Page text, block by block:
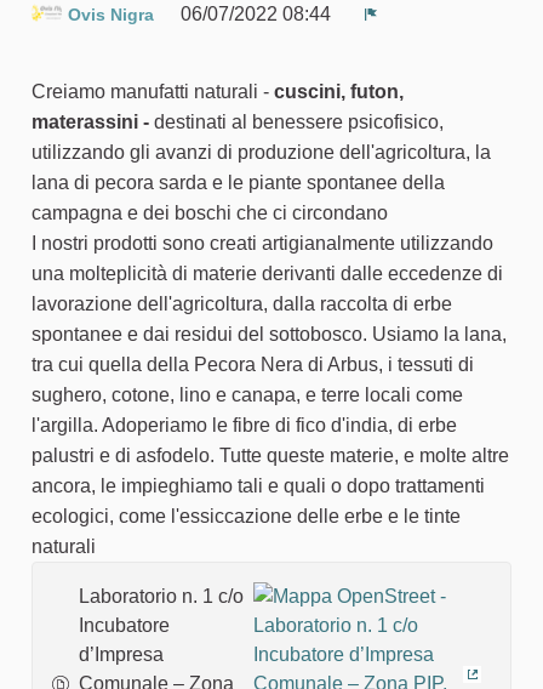
Ovis Nigra
06/07/2022 08:44
Creiamo manufatti naturali - cuscini, futon,
materassini - destinati al benessere psicofisico,
utilizzando gli avanzi di produzione dell'agricoltura, la
lana di pecora sarda e le piante spontanee della
campagna e dei boschi che ci circondano
I nostri prodotti sono creati artigianalmente utilizzando
una molteplicità di materie derivanti dalle eccedenze di
lavorazione dell'agricoltura, dalla raccolta di erbe
spontanee e dai residui del sottobosco. Usiamo la lana,
tra cui quella della Pecora Nera di Arbus, i tessuti di
sughero, cotone, lino e canapa, e terre locali come
l'argilla. Adoperiamo le fibre di fico d'india, di erbe
palustri e di asfodelo. Tutte queste materie, e molte altre
ancora, le impieghiamo tali e quali o dopo trattamenti
ecologici, come l'essiccazione delle erbe e le tinte
naturali
Laboratorio n. 1 c/o
Incubatore
d’Impresa
Comunale – Zona